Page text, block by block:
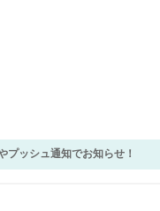
プッシュ通知でお知らせ！